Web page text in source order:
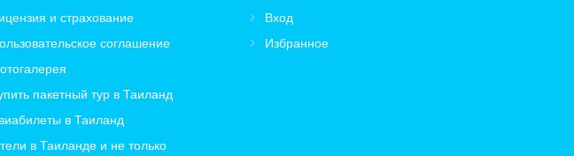
и страхование
соглашение
пакетный тур в Таиланд
в Таиланд
в Таиланде и не только
Вход
Избранное